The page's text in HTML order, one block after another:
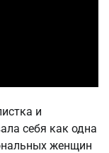
и
себя как одна
женщин